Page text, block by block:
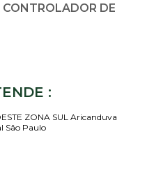
CONTROLADOR DE
:
ZONA SUL Aricanduva
São Paulo